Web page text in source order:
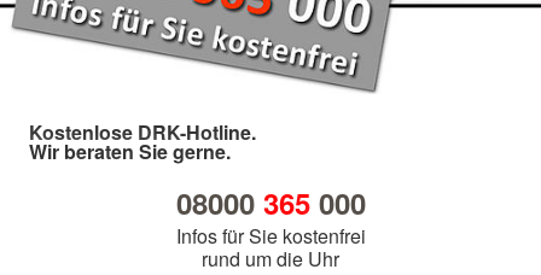
Kostenlose DRK-Hotline.
Wir beraten Sie gerne.
08000 365000
Infos für Sie kostenfrei
rund um die Uhr